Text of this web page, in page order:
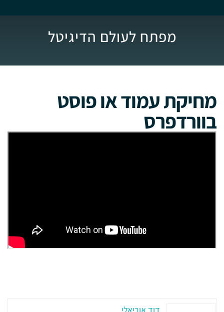
מפתח לעולם הדיגיטל
מחיקת עמוד או פוסט
בוורדפרס
דוד אוריאלי